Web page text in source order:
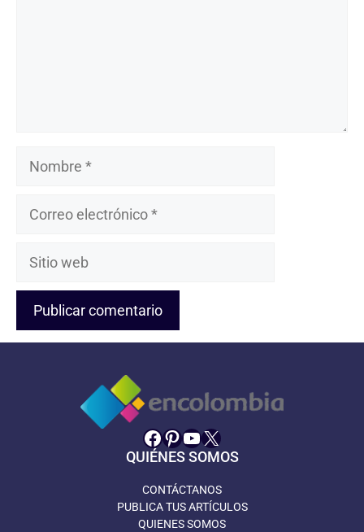
Nombre
Sitio
Facebook
Pinterest
YouTube
X
QUIÉNES SOMOS
CONTÁCTANOS
PUBLICA TUS ARTÍCULOS
QUIENES SOMOS